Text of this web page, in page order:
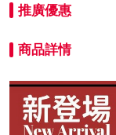
推廣優惠
商品詳情